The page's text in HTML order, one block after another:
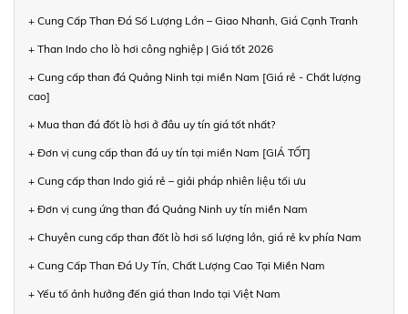
+ Cung Cấp Than Đá Số Lượng Lớn – Giao Nhanh, Giá Cạnh Tranh
+ Than Indo cho lò hơi công nghiệp | Giá tốt 2026
+ Cung cấp than đá Quảng Ninh tại miền Nam [Giá rẻ - Chất lượng
cao]
+ Mua than đá đốt lò hơi ở đâu uy tín giá tốt nhất?
+ Đơn vị cung cấp than đá uy tín tại miền Nam [GIÁ TỐT]
+ Cung cấp than Indo giá rẻ – giải pháp nhiên liệu tối ưu
+ Đơn vị cung ứng than đá Quảng Ninh uy tín miền Nam
+ Chuyên cung cấp than đốt lò hơi số lượng lớn, giá rẻ kv phía Nam
+ Cung Cấp Than Đá Uy Tín, Chất Lượng Cao Tại Miền Nam
+ Yếu tố ảnh hưởng đến giá than Indo tại Việt Nam